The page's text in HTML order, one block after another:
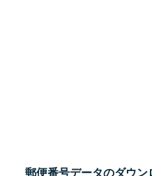
郵便番号データのダウン